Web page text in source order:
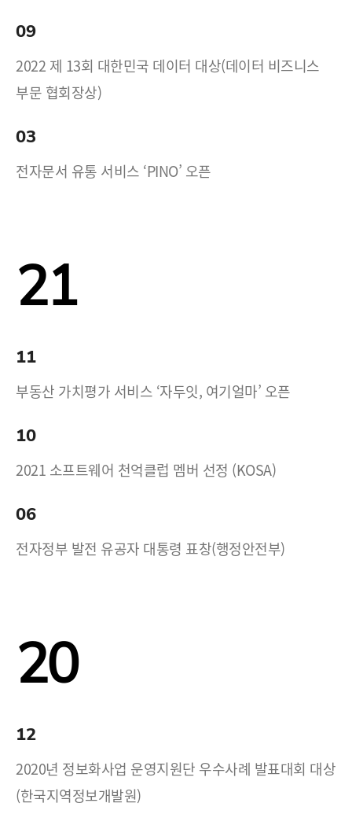
09
2022 제 13회 대한민국 데이터 대상(데이터 비즈니스
부문 협회장상)
03
전자문서 유통 서비스 ‘PINO’ 오픈
21
11
부동산 가치평가 서비스 ‘자두잇, 여기얼마’ 오픈
10
2021 소프트웨어 천억클럽 멤버 선정 (KOSA)
06
전자정부 발전 유공자 대통령 표창(행정안전부)
20
12
2020년 정보화사업 운영지원단 우수사례 발표대회 대상
(한국지역정보개발원)